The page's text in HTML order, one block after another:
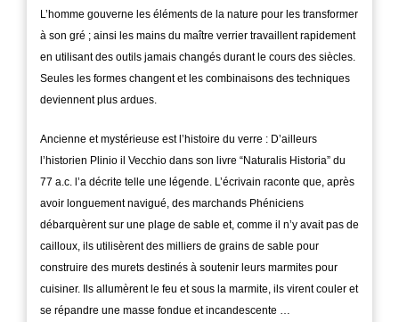
L’homme gouverne les éléments de la nature pour les transformer
à son gré ; ainsi les mains du maître verrier travaillent rapidement
en utilisant des outils jamais changés durant le cours des siècles.
Seules les formes changent et les combinaisons des techniques
deviennent plus ardues.
Ancienne et mystérieuse est l’histoire du verre : D’ailleurs
l’historien Plinio il Vecchio dans son livre “Naturalis Historia” du
77 a.c. l’a décrite telle une légende. L’écrivain raconte que, après
avoir longuement navigué, des marchands Phéniciens
débarquèrent sur une plage de sable et, comme il n’y avait pas de
cailloux, ils utilisèrent des milliers de grains de sable pour
construire des murets destinés à soutenir leurs marmites pour
cuisiner. Ils allumèrent le feu et sous la marmite, ils virent couler et
se répandre une masse fondue et incandescente …